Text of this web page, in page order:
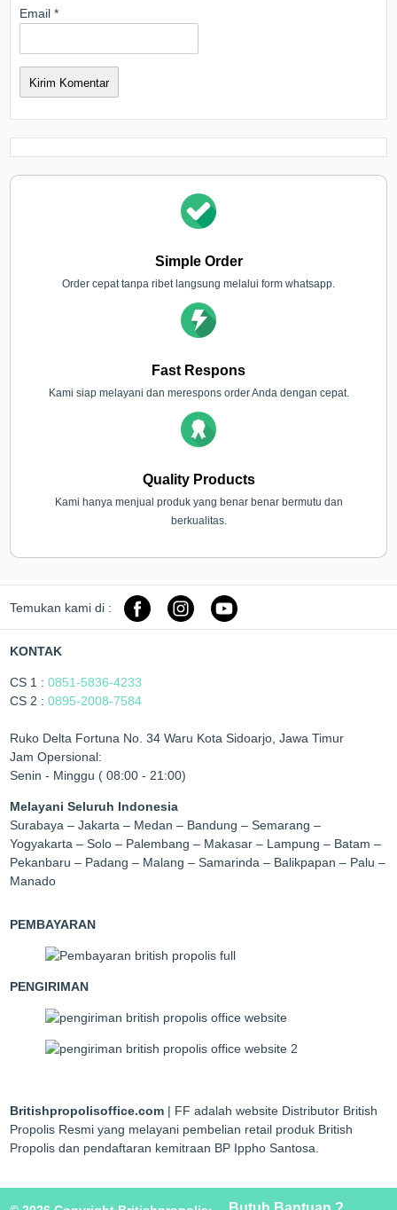
Email*
Simple Order
Order cepat tanpa ribet langsung melalui form whatsapp.
Fast Respons
Kami siap melayani dan merespons order Anda dengan cepat.
Quality Products
Kami hanya menjual produk yang benar benar bermutu dan
berkualitas.
Temukan kami di :
KONTAK
CS 1 :0851-5836-4233
CS 2 :0895-2008-7584
Ruko Delta Fortuna No. 34 Waru Kota Sidoarjo, Jawa Timur
Jam Opersional:
Senin - Minggu ( 08:00 - 21:00)
Melayani Seluruh Indonesia
Surabaya – Jakarta – Medan – Bandung – Semarang –
Yogyakarta – Solo – Palembang – Makasar – Lampung – Batam –
Pekanbaru – Padang – Malang – Samarinda – Balikpapan – Palu –
Manado
PEMBAYARAN
PENGIRIMAN
Britishpropolisoffice.com | FF adalah website Distributor British
Propolis Resmi yang melayani pembelian retail produk British
Propolis dan pendaftaran kemitraan BP Ippho Santosa.